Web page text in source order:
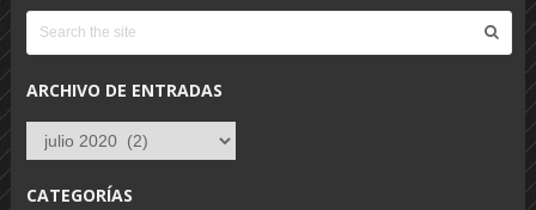
ARCHIVO DE ENTRADAS
Archivo
de
entradas
CATEGORÍAS